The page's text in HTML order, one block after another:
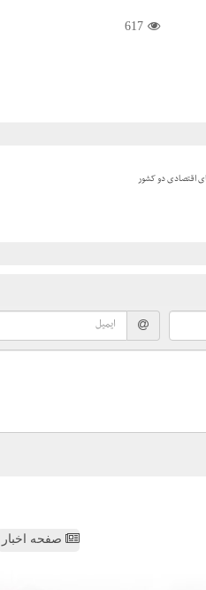
617
اقتصادی دو کشور
صفحه اخبار